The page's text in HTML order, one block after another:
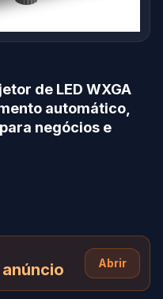
de LED WXGA
automático,
negócios e
Abrir